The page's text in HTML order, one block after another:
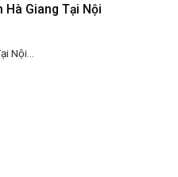
Hà Giang Tại Nội
Nội...